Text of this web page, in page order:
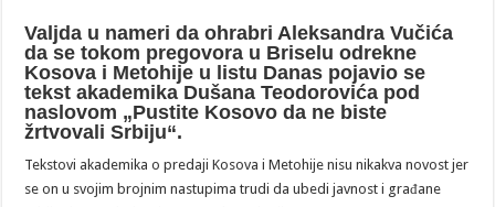
Valjda u nameri da ohrabri Aleksandra Vučića
da se tokom pregovora u Briselu odrekne
Kosova i Metohije u listu Danas pojavio se
tekst akademika Dušana Teodorovića pod
naslovom „Pustite Kosovo da ne biste
žrtvovali Srbiju“.
Tekstovi akademika o predaji Kosova i Metohije nisu nikakva novost jer
se on u svojim brojnim nastupima trudi da ubedi javnost i građane